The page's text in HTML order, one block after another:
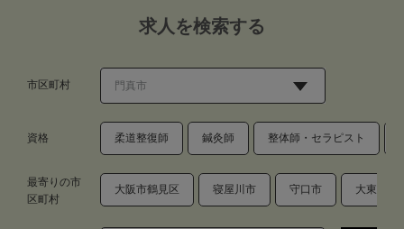
求人を検索する
市区町村
資格 柔道整復師 鍼灸師 整体師・セラピスト
最寄りの市
区町村
大阪市鶴見区 寝屋川市 守口市 大東市